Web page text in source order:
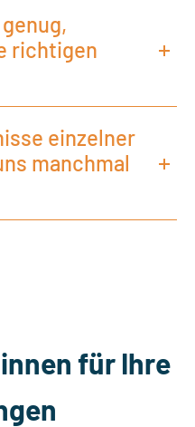
richtigen
einzelner
manchmal
für Ihre